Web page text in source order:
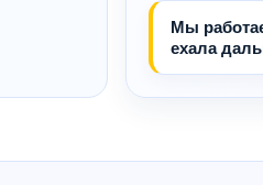
Мы
ехала